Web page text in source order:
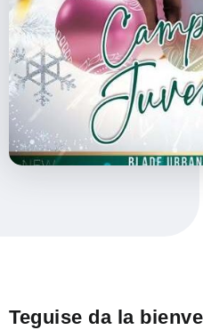
Teguise da la